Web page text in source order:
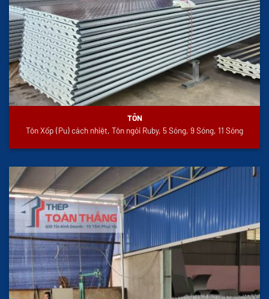
TÔN
Tôn Xốp (Pu) cách nhiệt, Tôn ngói Ruby, 5 Sóng, 9 Sóng, 11 Sóng